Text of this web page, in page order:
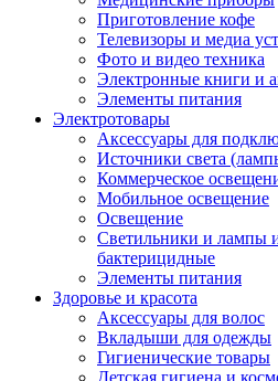
Приготовление кофе
Телевизоры и медиа
Фото и видео техника
Электронные книги и
Элементы питания
Электротовары
Аксессуары для
Источники света
Коммерческое
Мобильное освещение
Освещение
Светильники и лампы
бактерицидные
Элементы питания
Здоровье и красота
Аксессуары для волос
Вкладыши для одежды
Гигиенические товары
Детская гигиена и